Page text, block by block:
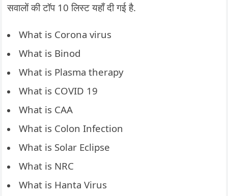
सवालों की टॉप 10 लिस्ट यहाँ दी गई है.
What is Corona virus
What is Binod
What is Plasma therapy
What is COVID 19
What is CAA
What is Colon Infection
What is Solar Eclipse
What is NRC
What is Hanta Virus